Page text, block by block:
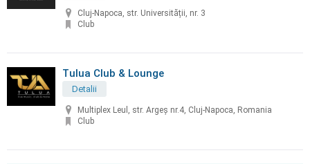
Cluj-Napoca, str. Universității, nr. 3
Club
Tulua Club & Lounge
Detalii
Multiplex Leul, str. Argeș nr.4, Cluj-Napoca, Romania
Club